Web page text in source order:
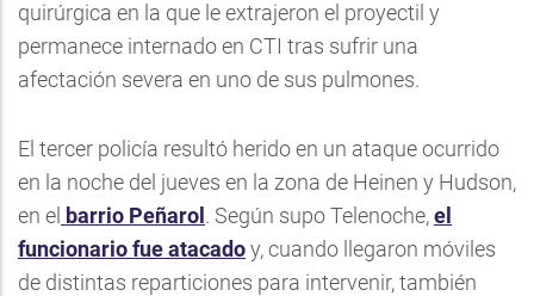
quirúrgica en la que le extrajeron el proyectil y
permanece internado en CTI tras sufrir una
afectación severa en uno de sus pulmones.
El tercer policía resultó herido en un ataque ocurrido
en la noche del jueves en la zona de Heinen y Hudson,
en el barrio Peñarol. Según supo Telenoche,el
funcionario fue atacadoy, cuando llegaron móviles
de distintas reparticiones para intervenir, también